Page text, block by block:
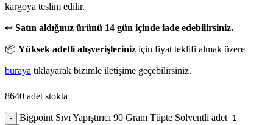
kargoya teslim edilir.
↩️ Satın aldığınız ürünü 14 gün içinde iade edebilirsiniz.
📦 Yüksek adetli alışverişleriniz için fiyat teklifi almak üzere
buraya tıklayarak bizimle iletişime geçebilirsiniz.
8640 adet stokta
- Bigpoint Sıvı Yapıştırıcı 90 Gram Tüpte Solventli adet